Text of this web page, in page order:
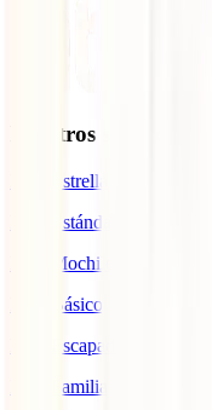
Nuestros seguros
IATI Estrella
IATI Estándar
IATI Mochilero
IATI Básico
IATI Escapadas
IATI Familia